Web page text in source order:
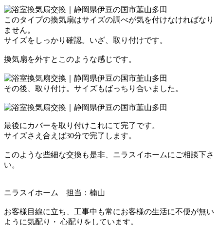
このタイプの換気扇はサイズの調べが気を付けなければなり
ません。
サイズをしっかり確認。 いざ、取り付けです。
換気扇を外すとこのような感じです。
その後、取り付け。 サイズもばっちり合いました。
最後にカバーを取り付けこれにて完了です。
サイズさえ合えば30分で完了します。
このような些細な交換も是非、ニラスイホームに ご相談下さ
い。
ニラスイホーム 担当：楠山
お客様目線に立ち、工事中も常にお客様の生活に不便が無い
ように気配り・ 心配りをしています。